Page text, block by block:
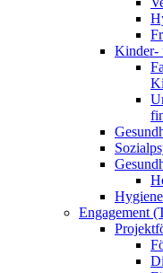
Kinder-
Engagement